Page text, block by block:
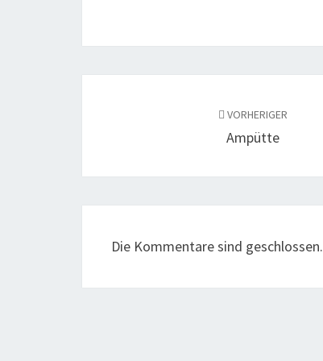
VORHERIGER
Ampütte
Die Kommentare sind geschlossen.